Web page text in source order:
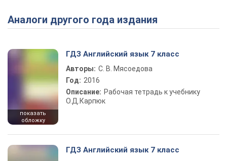
Play Video
Аналоги другого года издания
показать
обложку
ГДЗ Английский язык 7 класс
Авторы: С. В. Мясоедова
Год: 2016
Описание: Рабочая тетрадь к учебнику
О.Д.Карпюк
ГДЗ Английский язык 7 класс